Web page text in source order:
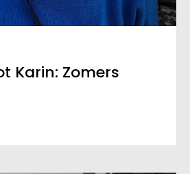
Karin: Zomers